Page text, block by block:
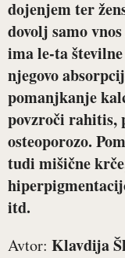
dojenjem ter
dovolj samo
ima le-ta
njegovo
pomanjkanje
povzroči rahitis,
osteoporozo.
tudi mišične
itd.
Avtor: Klavdija